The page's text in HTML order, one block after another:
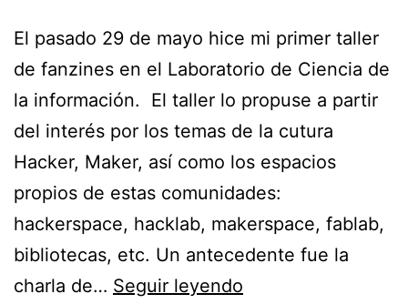
El pasado 29 de mayo hice mi primer taller
de fanzines en el Laboratorio de Ciencia de
la información. El taller lo propuse a partir
del interés por los temas de la cutura
Hacker, Maker, así como los espacios
propios de estas comunidades:
hackerspace, hacklab, makerspace, fablab,
bibliotecas, etc. Un antecedente fue la
charla de… Seguir leyendo